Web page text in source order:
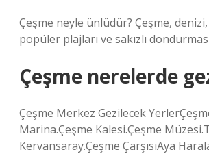
Çeşme neyle ünlüdür? Çeşme,
popüler plajları ve sakızlı
Çeşme nerelerde
Çeşme Merkez Gezilecek
Marina.Çeşme Kalesi.Çeşme
Kervansaray.Çeşme ÇarşısıAya